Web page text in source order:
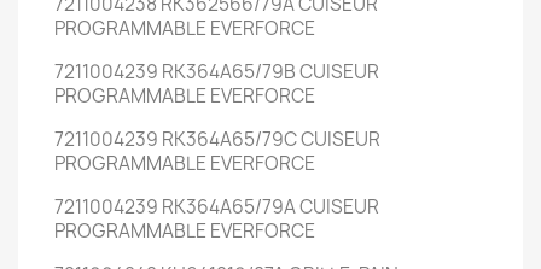
PROGRAMMABLE EVERFORCE
7211004239 RK364A65/79B CUISEUR
PROGRAMMABLE EVERFORCE
7211004239 RK364A65/79C CUISEUR
PROGRAMMABLE EVERFORCE
7211004239 RK364A65/79A CUISEUR
PROGRAMMABLE EVERFORCE